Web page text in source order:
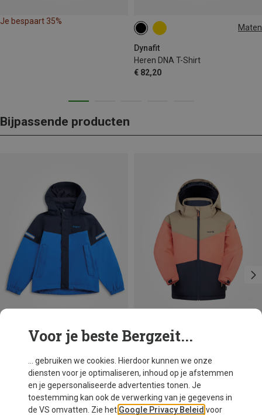
Je bespaart 35%
Maten
Dynafit
Heren DNA T-Shirt
€ 82,20
S M
Bijpassende producten
Je bespaart 43% Je bespaart 34%
Voor je beste Bergzeit...
... gebruiken we cookies. Hierdoor kunnen we onze
diensten voor je optimaliseren, inhoud op je afstemmen
en je gepersonaliseerde advertenties tonen. Je
toestemming kan ook de verwerking van je gegevens in
de VS omvatten. Zie het Google Privacy Beleid voor